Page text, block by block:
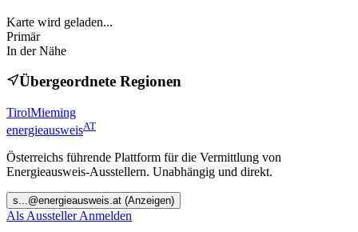
Karte wird geladen...
Primär
In der Nähe
Übergeordnete Regionen
TirolMieming
energieausweisAT
Österreichs führende Plattform für die Vermittlung von
Energieausweis-Ausstellern. Unabhängig und direkt.
s...@energieausweis.at (Anzeigen)
Als Aussteller Anmelden